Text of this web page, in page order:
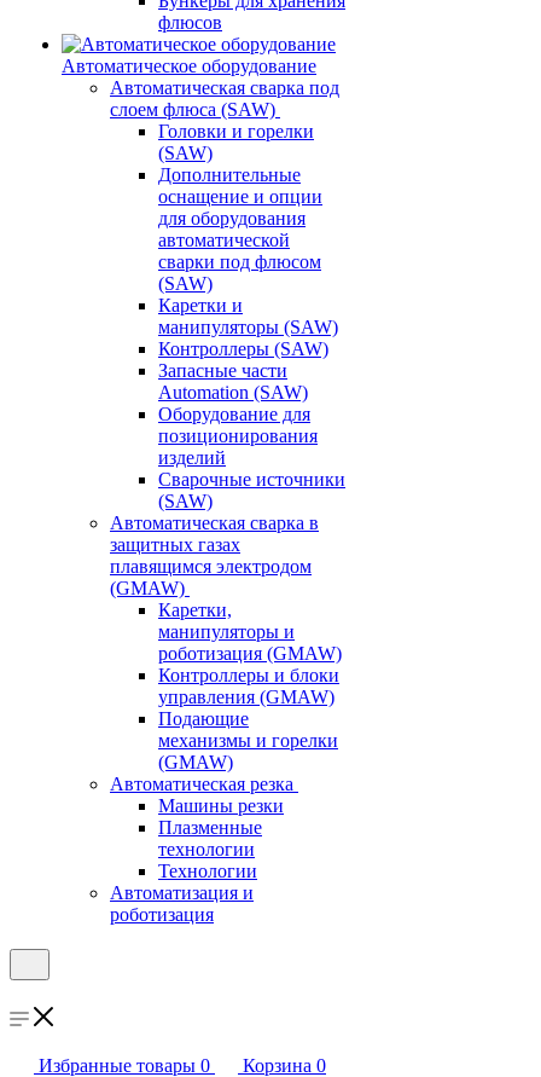
флюсов
Автоматическое оборудование
Автоматическая сварка под
слоем флюса (SAW)
Головки и горелки
(SAW)
Дополнительные
оснащение и опции
для оборудования
автоматической
сварки под флюсом
(SAW)
Каретки и
манипуляторы (SAW)
Контроллеры (SAW)
Запасные части
Automation (SAW)
Оборудование для
позиционирования
изделий
Сварочные источники
(SAW)
Автоматическая сварка в
защитных газах
плавящимся электродом
(GMAW)
Каретки,
манипуляторы и
роботизация (GMAW)
Контроллеры и блоки
управления (GMAW)
Подающие
механизмы и горелки
(GMAW)
Автоматическая резка
Машины резки
Плазменные
технологии
Технологии
Автоматизация и
роботизация
Избранные товары 0 Корзина 0